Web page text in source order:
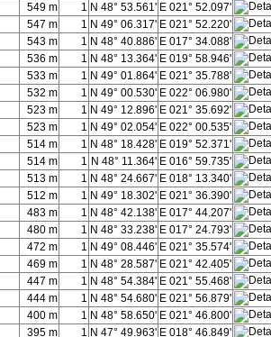
549 m 1 N 48° 53.561' E 021° 52.097'
547 m 1 N 49° 06.317' E 021° 52.220'
543 m 1 N 48° 40.886' E 017° 34.088'
536 m 1 N 48° 13.364' E 019° 58.946'
533 m 1 N 49° 01.864' E 021° 35.788'
532 m 1 N 49° 00.530' E 022° 06.980'
523 m 1 N 49° 12.896' E 021° 35.692'
523 m 1 N 49° 02.054' E 022° 00.535'
514 m 1 N 48° 18.428' E 019° 52.371'
514 m 1 N 48° 11.364' E 016° 59.735'
513 m 1 N 48° 24.667' E 018° 13.340'
512 m 1 N 49° 18.302' E 021° 36.390'
483 m 1 N 48° 42.138' E 017° 44.207'
480 m 1 N 48° 33.238' E 017° 24.793'
472 m 1 N 49° 08.446' E 021° 35.574'
469 m 1 N 48° 28.587' E 021° 42.405'
447 m 1 N 48° 54.384' E 021° 55.468'
444 m 1 N 48° 54.680' E 021° 56.879'
400 m 1 N 48° 58.650' E 021° 46.800'
395 m 1 N 47° 49.963' E 018° 46.849'